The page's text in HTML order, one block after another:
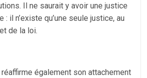
Il ne saurait y avoir une justice
: il n’existe qu’une seule justice, au
de la loi.
également son attachement